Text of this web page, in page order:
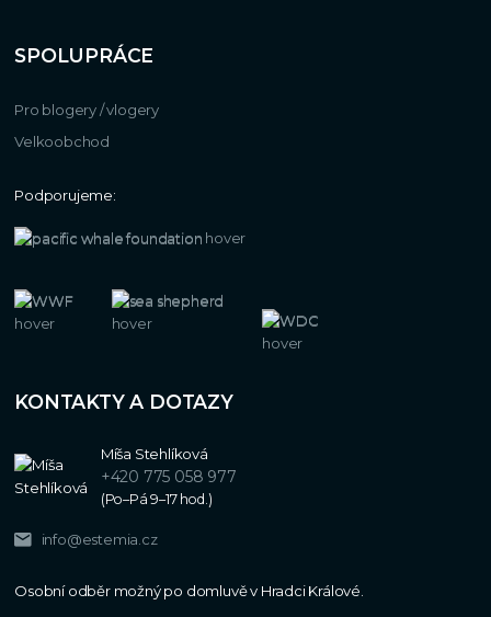
SPOLUPRÁCE
Pro blogery / vlogery
Velkoobchod
Podporujeme:
KONTAKTY A DOTAZY
Míša Stehlíková
+420 775 058 977
(Po–Pá 9–17 hod.)
info@estemia.cz